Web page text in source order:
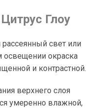
Глоу
свет или
освещении окраска
и контрастной.
верхнего слоя
умеренно влажной,